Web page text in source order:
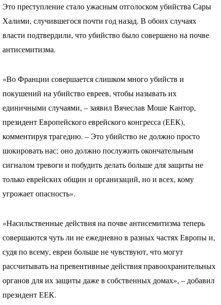
Это преступление стало ужасным отголоском убийства Сары
Халими, случившегося почти год назад. В обоих случаях
власти подтвердили, что убийство было совершено на почве
антисемитизма.
«Во Франции совершается слишком много убийств и
покушений на убийство евреев, чтобы называть их
единичными случаями, – заявил Вячеслав Моше Кантор,
президент Европейского еврейского конгресса (ЕЕК),
комментируя трагедию. – Это убийство не должно просто
шокировать нас; оно должно послужить окончательным
сигналом тревоги и побудить делать больше для защиты не
только еврейских общин и организаций, но и всех, кому
угрожает опасность».
«Насильственные действия на почве антисемитизма теперь
совершаются чуть ли не ежедневно в разных частях Европы и,
судя по всему, евреи больше не чувствуют, что могут
рассчитывать на превентивные действия правоохранительных
органов для их защиты даже в собственных домах», – добавил
президентЕЕК.